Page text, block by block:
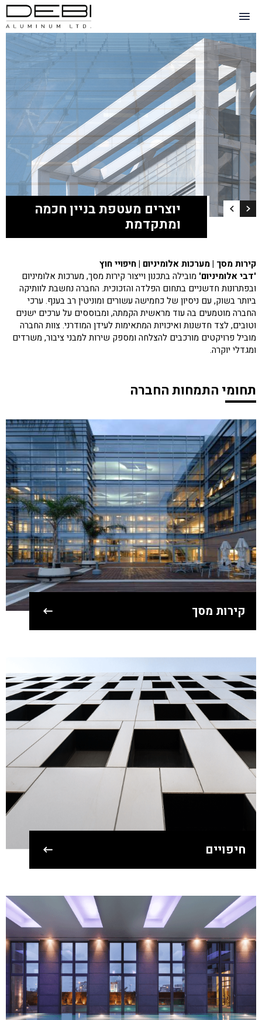
יוצרים מעטפת בניין חכמה
ומתקדמת
קירות מסך | מערכות אלומיניום | חיפויי חוץ
'דבי אלומיניום' מובילה בתכנון וייצור קירות מסך, מערכות אלומיניום
ובפתרונות חדשניים בתחום הפלדה והזכוכית. החברה נחשבת לוותיקה
ביותר בשוק, עם ניסיון של כחמישה עשורים ומוניטין רב בענף. ערכי
החברה מוטמעים בה עוד מראשית הקמתה, ומבוססים על ערכים ישנים
וטובים, לצד חדשנות ואיכויות המתאימות לעידן המודרני. צוות החברה
מוביל פרויקטים מורכבים להצלחה ומספק שירות למבני ציבור, משרדים
ומגדלי יוקרה.
תחומי התמחות החברה
קירות מסך
חיפויים